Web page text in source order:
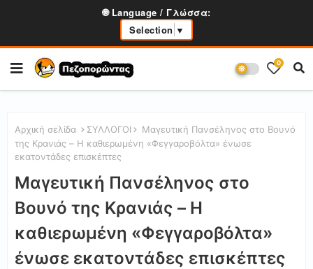
🌐 Language / Γλώσσα:
Selection ▼
0
Αρχική σελίδα ΣΥΛΛΟΓΟΙ
Μαγευτική Πανσέληνος στο Βουνό
της Κρανιάς – Η καθιερωμένη «Φεγγαροβόλτα» ένωσε
εκατοντάδες επισκέπτες
Μαγευτική Πανσέληνος στο
Βουνό της Κρανιάς – Η
καθιερωμένη «Φεγγαροβόλτα»
ένωσε εκατοντάδες επισκέπτες